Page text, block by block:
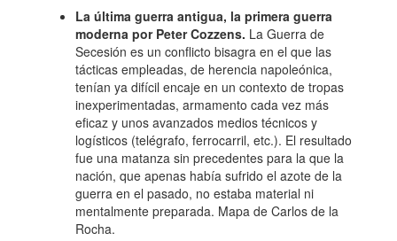
La última guerra antigua, la primera guerra
moderna por Peter Cozzens. La Guerra de
Secesión es un conflicto bisagra en el que las
tácticas empleadas, de herencia napoleónica,
tenían ya difícil encaje en un contexto de tropas
inexperimentadas, armamento cada vez más
eficaz y unos avanzados medios técnicos y
logísticos (telégrafo, ferrocarril, etc.). El resultado
fue una matanza sin precedentes para la que la
nación, que apenas había sufrido el azote de la
guerra en el pasado, no estaba material ni
mentalmente preparada. Mapa de Carlos de la
Rocha.